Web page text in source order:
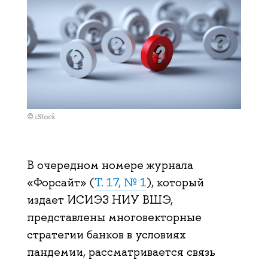
© iStock
В очередном номере журнала
«Форсайт» (Т. 17, № 1), который
издает ИСИЭЗ НИУ ВШЭ,
представлены многовекторные
стратегии банков в условиях
пандемии, рассматривается связь